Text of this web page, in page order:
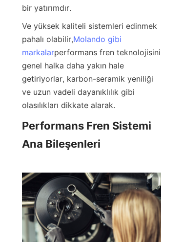
bir yatırımdır.
Ve yüksek kaliteli sistemleri edinmek
pahalı olabilir,Molando gibi
markalarperformans fren teknolojisini
genel halka daha yakın hale
getiriyorlar, karbon-seramik yeniliği
ve uzun vadeli dayanıklılık gibi
olasılıkları dikkate alarak.
Performans Fren Sistemi
Ana Bileşenleri